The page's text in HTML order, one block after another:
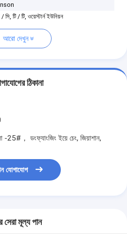
সি, টি / টি, ওয়েস্টার্ন ইউনিয়ন
আরো দেখুন
ঠিকানা
， ডংফ্যাংজিং ইয়ে চেং, জিয়াশান,
যোগাযোগ
সেরা মূল্য পান